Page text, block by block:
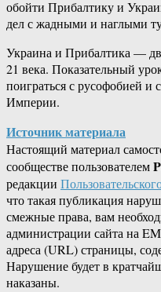
обойти Прибалтику и
дел с жадными и наглыми
Украина и Прибалтика —
21 века. Показательный
поиграться с русофобией и
Империи.
Источник материала
Настоящий материал
сообществе пользователем
редакции
что такая публикация
смежные права, вам
администрации сайта на
адреса (URL) страницы,
Нарушение будет в
наказаны.